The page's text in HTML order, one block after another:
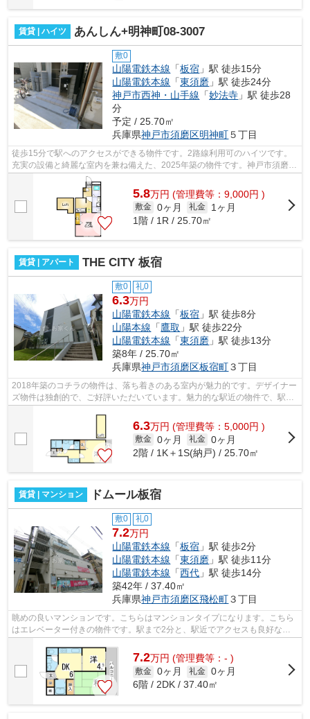
賃貸 | ハイツ あんしん+明神町08-3007
敷0
山陽電鉄本線 「板宿 」駅 徒歩15分
山陽電鉄本線 「東須磨 」駅 徒歩24分
神戸市西神・山手線 「妙法寺 」駅 徒歩28
分
予定 / 25.70㎡
兵庫県神戸市須磨区明神町５丁目
徒歩15分で駅へのアクセスができる物件です。2路線利用可のハイツです。
充実の設備と綺麗な室内を兼ね備えた、2025年築の物件です。神戸市須磨区
の物件探しで気になる点がございました...
5.8万円 (管理費等：9,000円 )
敷金 0ヶ月 礼金
1ヶ月
1階 / 1R / 25.70㎡
賃貸 | アパート THE CITY 板宿
敷0 礼0
6.3万円
山陽電鉄本線 「板宿 」駅 徒歩8分
山陽本線 「鷹取 」駅 徒歩22分
山陽電鉄本線 「東須磨 」駅 徒歩13分
築8年 / 25.70㎡
兵庫県神戸市須磨区板宿町３丁目
2018年築のコチラの物件は、落ち着きのある室内が魅力的です。デザイナー
ズ物件は独創的で、ご好評いただいています。魅力的な駅近の物件で、駅ま
6.3万円 (管理費等：5,000円 )
敷金 0ヶ月 礼金 0ヶ月
2階 / 1K＋1S(納戸) / 25.70㎡
賃貸 | マンション ドムール板宿
敷0 礼0
7.2万円
山陽電鉄本線 「板宿 」駅 徒歩2分
山陽電鉄本線 「東須磨 」駅 徒歩11分
山陽電鉄本線 「西代 」駅 徒歩14分
築42年 / 37.40㎡
兵庫県神戸市須磨区飛松町３丁目
眺めの良いマンションです。こちらはマンションタイプになります。こちら
はエレベーター付きの物件です。駅まで2分と、駅近でアクセスも良好な物
件です。小総には神戸市須磨区エリアの...
7.2万円 (管理費等：- )
敷金 0ヶ月 礼金 0ヶ月
6階 / 2DK / 37.40㎡